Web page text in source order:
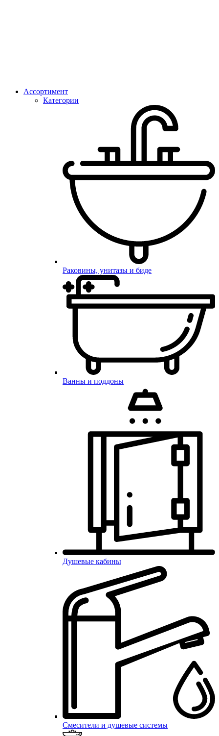
Ассортимент
Категории
Раковины, унитазы и биде
Ванны и поддоны
Душевые кабины
Смесители и душевые системы